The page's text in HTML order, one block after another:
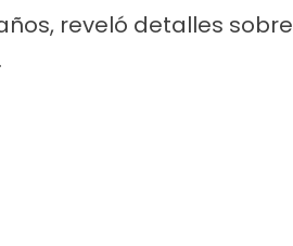
reveló detalles sobre